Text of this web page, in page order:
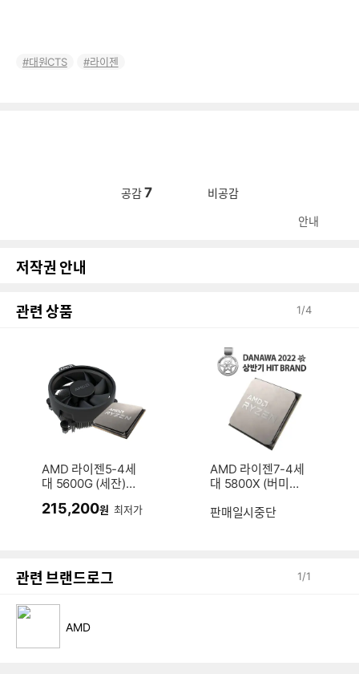
대원CTS 라이젠
공감 7 비공감
안내
저작권 안내
관련 상품 1/4
AMD 라이젠5-4세
대 5600G (세잔)
215,200원 최저가
AMD 라이젠7-4세
대 5800X (버미어)
판매일시중단
관련 브랜드로그 1/1
AMD